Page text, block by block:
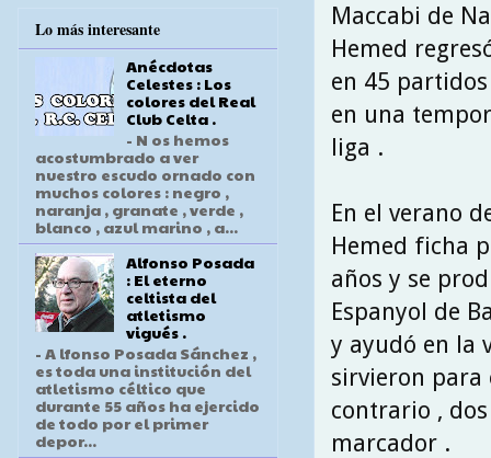
Maccabi de
Hemed
en 45
en una
liga .
En el verano
Hemed ficha
años y se
Espanyol de
y ayudó en la
sirvieron para
contrario ,
marcador .
Lo más interesante
Anécdotas
Celestes : Los
colores del Real
Club Celta .
- N os hemos
acostumbrado a ver
nuestro escudo ornado con
muchos colores : negro ,
naranja , granate , verde ,
blanco , azul marino , a...
Alfonso Posada
: El eterno
celtista del
atletismo
vigués .
- A lfonso Posada Sánchez ,
es toda una institución del
atletismo céltico que
durante 55 años ha ejercido
de todo por el primer
depor...